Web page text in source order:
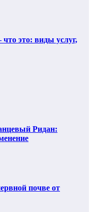
это: виды услуг,
Ридан:
почве от